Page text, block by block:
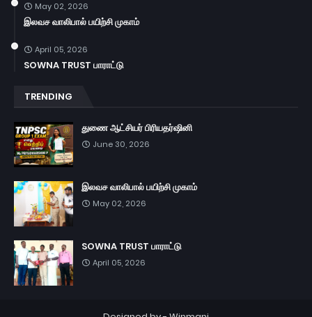
May 02, 2026
இலவச வாலிபால் பயிற்சி முகாம்
April 05, 2026
SOWNA TRUST பாராட்டு
TRENDING
துணை ஆட்சியர் பிரியதர்ஷினி
June 30, 2026
இலவச வாலிபால் பயிற்சி முகாம்
May 02, 2026
SOWNA TRUST பாராட்டு
April 05, 2026